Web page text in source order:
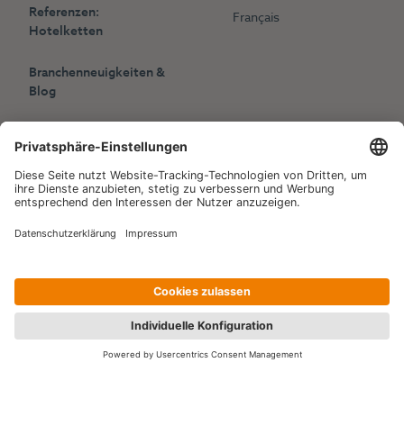
Referenzen:
Hotelketten
Branchenneuigkeiten &
Blog
Veranstaltungen
Français
Copyright © 2006-2026 Hotelpartner Management AG |
Datenschutzerklärung Impressum | Site by[WORX]